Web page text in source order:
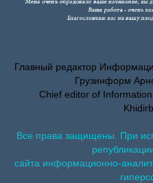
Главный редактор
Грузинформ
Chief editor of
Все права защищены. При
сайта информационно-